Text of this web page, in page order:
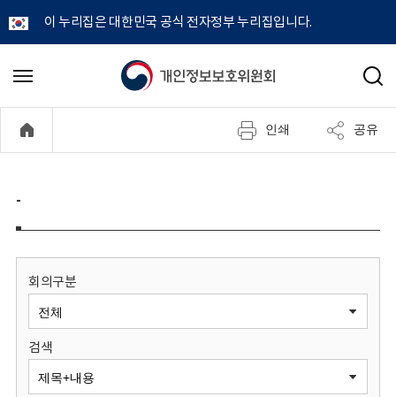
이 누리집은 대한민국 공식 전자정부 누리집입니다.
개
정
보
원
메
기
검
인쇄 공유
-
회의구분
검색